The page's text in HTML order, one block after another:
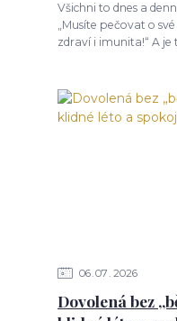
Všichni to dnes a
„Musíte pečovat o
zdraví i imunita!“ A je
06 07 2026
Dovolená bez